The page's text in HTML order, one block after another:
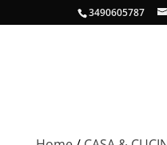
3490605787